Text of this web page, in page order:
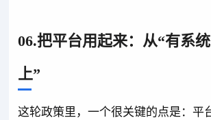
06.把平台用起来：从“有系
上”
这轮政策里，一个很关键的点是：平